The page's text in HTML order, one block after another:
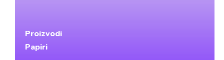
Proizvodi
Papiri